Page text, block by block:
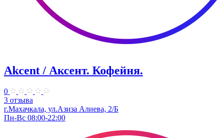
Akcent / Аксент. Кофейня.
0
3 отзыва
г.Махачкала, ул.Азиза Алиева, 2/Б
Пн-Вс 08:00-22:00